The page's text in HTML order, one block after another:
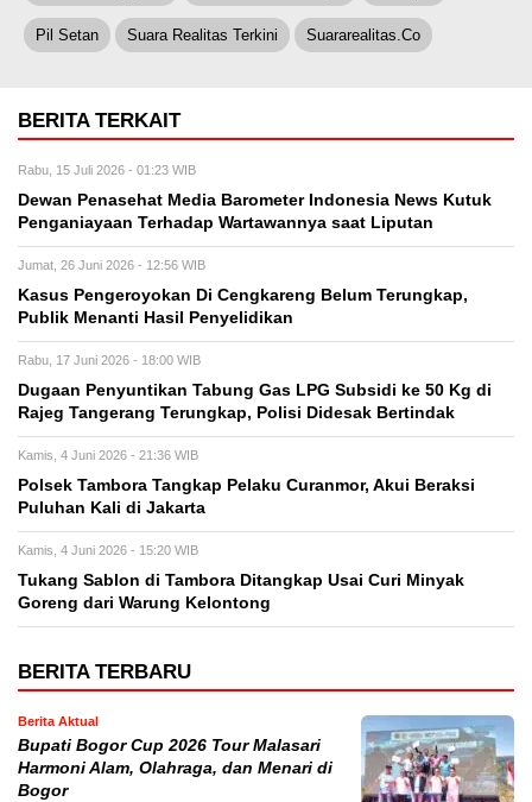
Pil Setan Suara Realitas Terkini Suararealitas.co
BERITA TERKAIT
Rabu, 15 Juli 2026 - 01:23 WIB
Dewan Penasehat Media Barometer Indonesia News Kutuk
Penganiayaan Terhadap Wartawannya saat Liputan
Jumat, 26 Juni 2026 - 12:56 WIB
Kasus Pengeroyokan Di Cengkareng Belum Terungkap,
Publik Menanti Hasil Penyelidikan
Rabu, 17 Juni 2026 - 18:00 WIB
Dugaan Penyuntikan Tabung Gas LPG Subsidi ke 50 Kg di
Rajeg Tangerang Terungkap, Polisi Didesak Bertindak
Kamis, 4 Juni 2026 - 21:36 WIB
Polsek Tambora Tangkap Pelaku Curanmor, Akui Beraksi
Puluhan Kali di Jakarta
Kamis, 4 Juni 2026 - 15:20 WIB
Tukang Sablon di Tambora Ditangkap Usai Curi Minyak
Goreng dari Warung Kelontong
BERITA TERBARU
Berita Aktual
Bupati Bogor Cup 2026 Tour Malasari
Harmoni Alam, Olahraga, dan Menari di
Bogor